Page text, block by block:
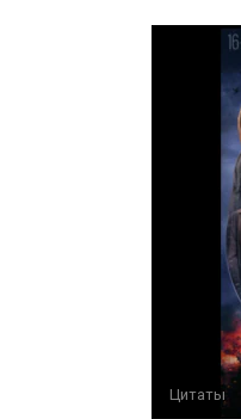
Цитаты